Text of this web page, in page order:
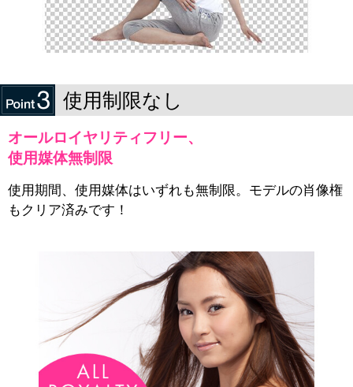
使用制限なし
オールロイヤリティフリー、
使用媒体無制限
使用期間、使用媒体はいずれも無制限。モデルの肖像権
もクリア済みです！